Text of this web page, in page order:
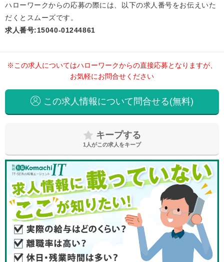
ハローワークからの応募の際には、以下の求人番号をお伝えいた
だくとスムーズです。
求人番号:15040-01244861
※この求人についてはハローワークからの直接応募となりますが、
お気軽にお問合せください
この求人情報について問合せる(無料)
キープする
1 人がこの求人をキープ